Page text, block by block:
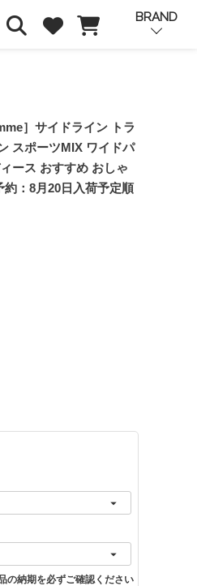
BRAND
］サイドライン トラ
スポーツMIX ワイドパ
ース おすすめ おしゃ
：8月20日入荷予定順
の納期を必ずご確認ください